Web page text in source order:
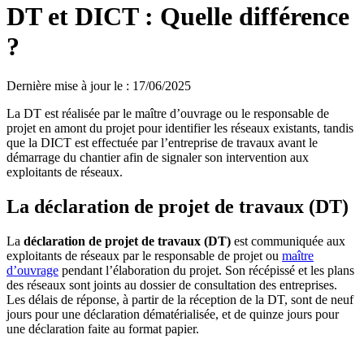
DT et DICT : Quelle différence
?
Dernière mise à jour le : 17/06/2025
La DT est réalisée par le maître d’ouvrage ou le responsable de
projet en amont du projet pour identifier les réseaux existants, tandis
que la DICT est effectuée par l’entreprise de travaux avant le
démarrage du chantier afin de signaler son intervention aux
exploitants de réseaux.
La déclaration de projet de travaux (DT)
La déclaration de projet de travaux (DT) est communiquée aux
exploitants de réseaux par le responsable de projet ou maître
d’ouvrage pendant l’élaboration du projet. Son récépissé et les plans
des réseaux sont joints au dossier de consultation des entreprises.
Les délais de réponse, à partir de la réception de la DT, sont de neuf
jours pour une déclaration dématérialisée, et de quinze jours pour
une déclaration faite au format papier.